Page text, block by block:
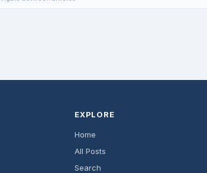
EXPLORE
Home
All Posts
Search